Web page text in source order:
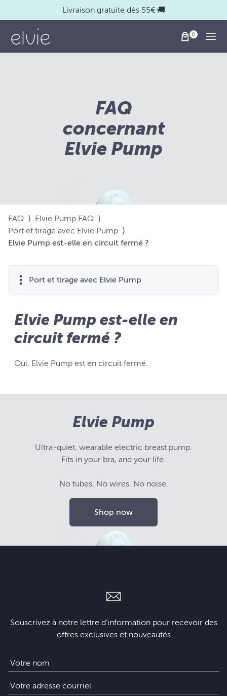
Livraison gratuite dès 55€ 🚚
FAQ
concernant
Elvie Pump
FAQ ⟩ Elvie Pump FAQ ⟩
Port et tirage avec Elvie Pump ⟩
Elvie Pump est-elle en circuit fermé ?
Port et tirage avec Elvie Pump
Elvie Pump est-elle en
circuit fermé ?
Oui, Elvie Pump est en circuit fermé.
Elvie Pump
Ultra-quiet, wearable electric breast pump.
Fits in your bra, and your life.
No tubes. No wires. No noise.
Shop now
Souscrivez à notre lettre d’information pour recevoir des
offres exclusives et nouveautés